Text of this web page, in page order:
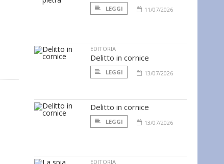
LEGGI 11/07/2026
EDITORIA
Delitto in cornice
LEGGI 13/07/2026
Delitto in cornice
LEGGI 13/07/2026
EDITORIA